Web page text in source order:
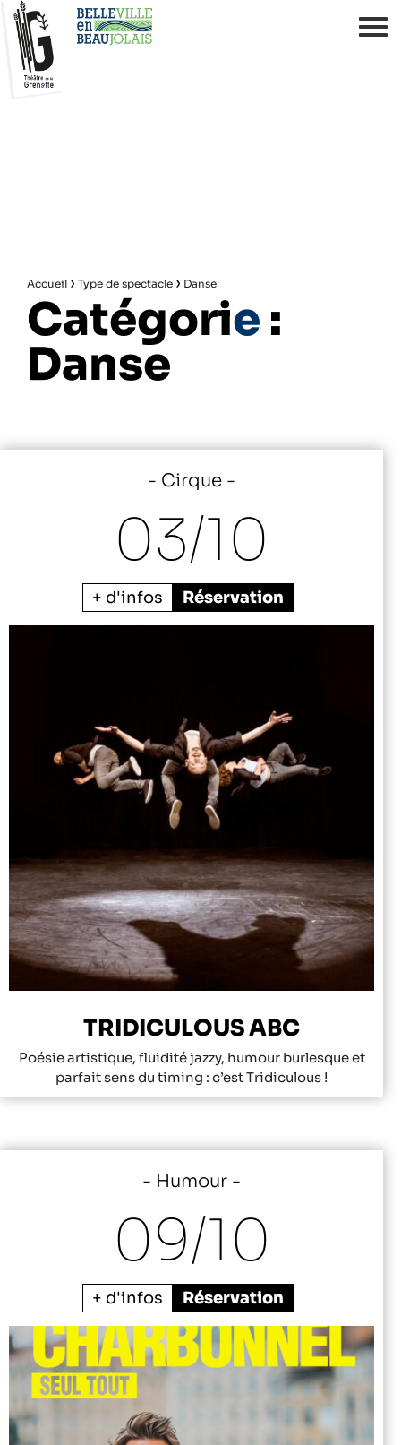
Accueil › Type de spectacle › Danse
Catégorie :
Danse
Cirque
03/10
+ d'infos Réservation
TRIDICULOUS ABC
Poésie artistique, fluidité jazzy, humour burlesque et
parfait sens du timing : c’est Tridiculous !
Humour
09/10
+ d'infos Réservation